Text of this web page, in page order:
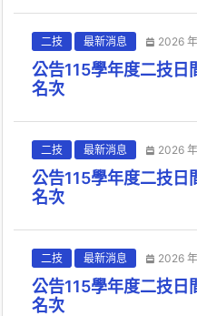
二技 最新消息 2026
公告115學年度二技日
名次
二技 最新消息 2026
公告115學年度二技日
名次
二技 最新消息 2026
公告115學年度二技日
名次